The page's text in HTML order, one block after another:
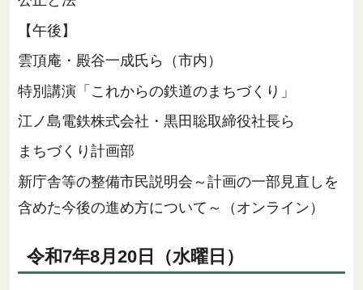
【午後】
雲頂庵・殿谷一成氏ら（市内）
特別講演「これからの鉄道のまちづくり」
江ノ島電鉄株式会社・黒田聡取締役社長ら
まちづくり計画部
新庁舎等の整備市民説明会～計画の一部見直しを
含めた今後の進め方について～（オンライン）
令和7年8月20日（水曜日）